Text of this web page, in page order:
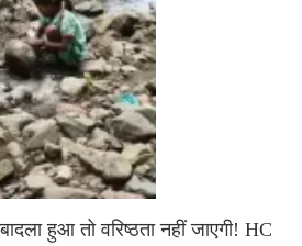
हुआ तो वरिष्ठता नहीं जाएगी! HC